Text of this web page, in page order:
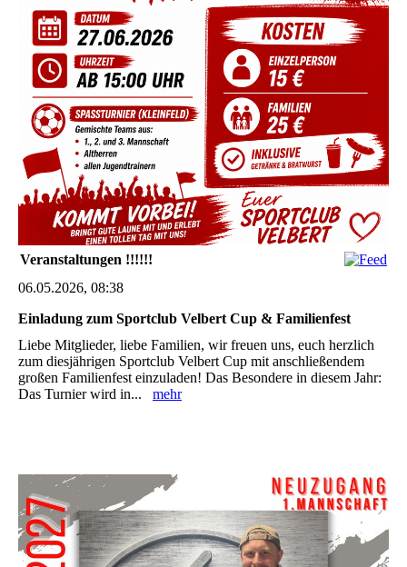
Veranstaltungen !!!!!!
06.05.2026, 08:38
Einladung zum Sportclub Velbert Cup & Familienfest
Liebe Mitglieder, liebe Familien, wir freuen uns, euch herzlich
zum diesjährigen Sportclub Velbert Cup mit anschließendem
großen Familienfest einzuladen! Das Besondere in diesem Jahr:
Das Turnier wird in... mehr